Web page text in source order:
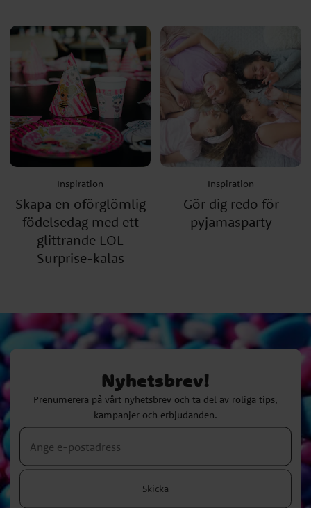
Inspiration
Skapa en oförglömlig
födelsedag med ett
glittrande LOL
Surprise-kalas
Inspiration
Gör dig redo för
pyjamasparty
Nyhetsbrev!
Prenumerera på vårt nyhetsbrev och ta del av roliga tips,
kampanjer och erbjudanden.
Skicka